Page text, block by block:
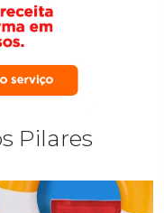
Pilares